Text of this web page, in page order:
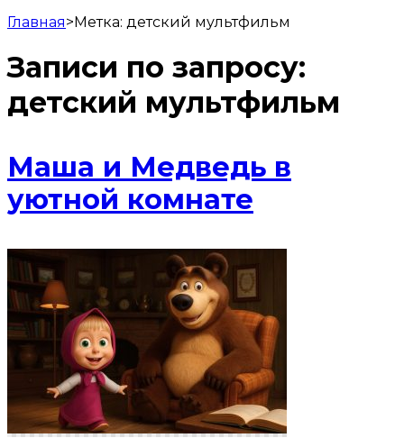
Главная>Метка: детский мультфильм
Записи по запросу:
детский мультфильм
Маша и Медведь в
уютной комнате